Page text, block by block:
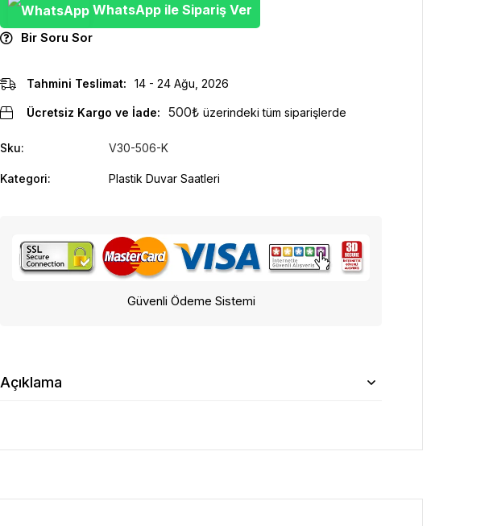
WhatsApp ile Sipariş Ver
Bir Soru Sor
Tahmini Teslimat: 14 - 24 Ağu, 2026
Ücretsiz Kargo ve İade: 500₺ üzerindeki tüm siparişlerde
Sku: V30-506-K
Kategori: Plastik Duvar Saatleri
Güvenli Ödeme Sistemi
Açıklama